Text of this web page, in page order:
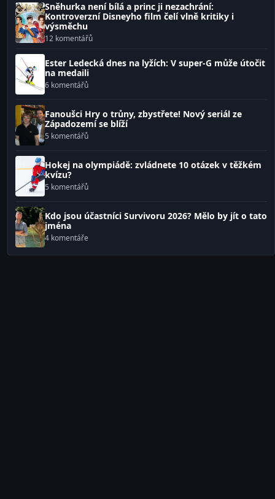
Sněhurka není bílá a princ ji nezachrání:
Kontroverzní Disneyho film čelí vlně kritiky i
výsměchu
12 komentářů
Ester Ledecká dnes na lyžích: V super-G může útočit
na medaili
6 komentářů
Fanoušci Hry o trůny, zbystřete! Nový seriál ze
Západozemí se blíží
5 komentářů
Hokej na olympiádě: zvládnete 10 otázek v těžkém
kvízu?
5 komentářů
Kdo jsou účastníci Survivoru 2026? Mělo by jít o tato
jména
4 komentáře